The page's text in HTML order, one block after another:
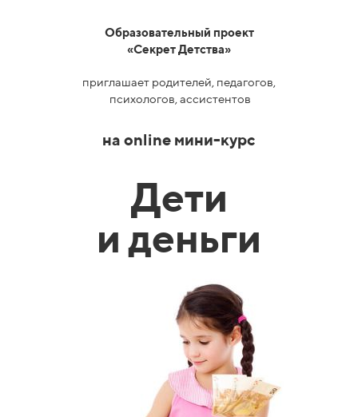
Образовательный проект
«Секрет Детства»
приглашает родителей, педагогов,
психологов, ассистентов
на оnline мини-курс
Дети
и деньги